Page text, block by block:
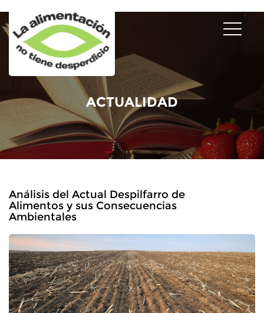
ACTUALIDAD
Análisis del Actual Despilfarro de
Alimentos y sus Consecuencias
Ambientales